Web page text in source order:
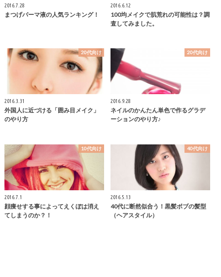
2016.7.28
まつげパーマ液の人気ランキング！
2016.6.12
100均メイクで肌荒れの可能性は？調
査してみました。
20代向け
2016.3.31
外国人に近づける「囲み目メイク」
のやり方
20代向け
2016.9.28
ネイルのかんたん単色で作るグラデ
ーションのやり方♪
10代向け
2016.7.1
顔痩せする事によってえくぼは消え
てしまうのか？！
40代向け
2016.5.13
40代に断然似合う！黒髪ボブの髪型
（ヘアスタイル）